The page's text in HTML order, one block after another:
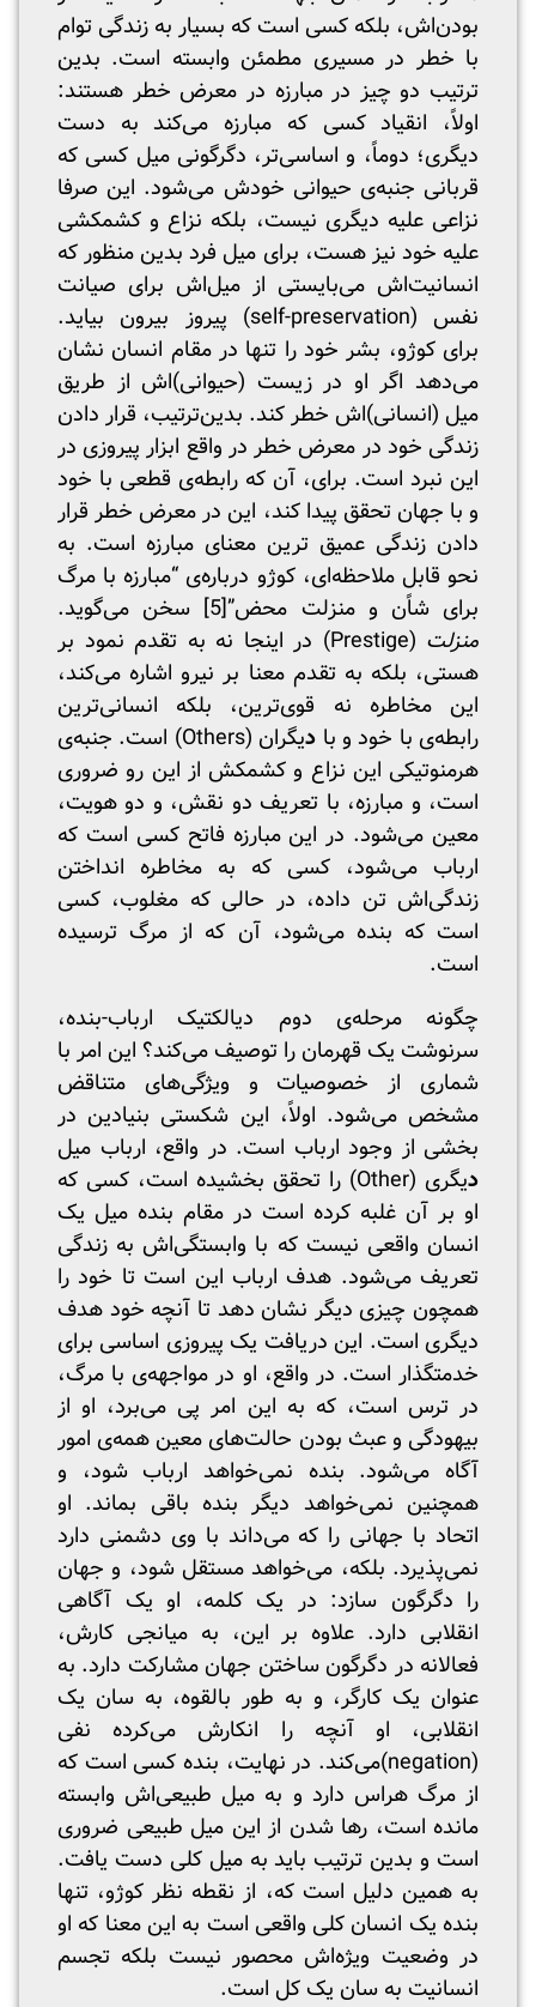
بودن‌اش، بلکه کسی است که بسیار به زندگی توام
با خطر در مسیری مطمئن وابسته است. بدین
ترتیب دو چیز در مبارزه در معرض خطر هستند:
اولاً، انقیاد کسی که مبارزه می‌کند به دست
دیگری؛ دوماً، و اساسی‌تر، دگرگونی میل کسی که
قربانی جنبه‌ی حیوانی خودش می‌شود. این صرفا
نزاعی علیه دیگری نیست، بلکه نزاع و کشمکشی
علیه خود نیز هست، برای میل فرد بدین منظور که
انسانیت‌اش می‌بایستی از میل‌اش برای صیانت
نفس (self-preservation) پیروز بیرون بیاید.
برای کوژو، بشر خود را تنها در مقام انسان نشان
می‌دهد اگر او در زیست (حیوانی)اش از طریق
میل (انسانی)اش خطر کند. بدین‌ترتیب، قرار دادن
زندگی خود در معرض خطر در واقع ابزار پیروزی در
این نبرد است. برای، آن که رابطه‌ی قطعی با خود
و با جهان تحقق پیدا کند، این در معرض خطر قرار
دادن زندگی عمیق ترین معنای مبارزه است. به
نحو قابل ملاحظه‌ای، کوژو درباره‌ی “مبارزه با مرگ
برای شاًن و منزلت محض”[5]
سخن می‌گوید.
منزلت
(Prestige) در اینجا نه به تقدم نمود بر
هستی، بلکه به تقدم معنا بر نیرو اشاره می‌کند،
این مخاطره نه قوی‌ترین، بلکه انسانی‌ترین
رابطه‌ی با خود و با د
یگران (Others) است. جنبه‌ی
هرمنوتیکی این نزاع و کشمکش از این رو ضروری
است، و مبارزه، با تعریف دو نقش، و دو هویت،
معین می‌شود. در این مبارزه فاتح کسی است که
ارباب می‌شود، کسی که به مخاطره انداختن
زندگی‌اش تن داده، در حالی که مغلوب، کسی
است که بنده می‌شود، آن که از مرگ ترسیده
است.
چگونه مرحله‌ی دوم دیالکتیک ارباب-بنده،
سرنوشت یک قهرمان را توصیف می‌کند؟ این امر با
شماری از خصوصیات و ویژگی‌های متناقض
مشخص می‌شود. اولاً، این شکستی بنیادین در
بخشی از وجود ارباب است. در واقع، ارباب میل
د
یگری (Other) را تحقق بخشیده است، کسی که
او بر آن غلبه کرده است در مقام بنده میل یک
انسان واقعی نیست که با وابستگی‌اش به زندگی
تعریف می‌شود. هدف ارباب این است تا خود را
همچون چیزی دیگر نشان دهد تا آنچه خود هدف
دیگری است. این دریافت یک پیروزی اساسی برای
خدمتگذار است. در واقع، او در مواجهه‌ی با مرگ،
در ترس است، که به این امر پی می‌برد، او از
بیهودگی و عبث بودن حالت‌های معین همه‌ی امور
آگاه می‌شود. بنده نمی‌خواهد ارباب شود، و
همچنین نمی‌خواهد دیگر بنده باقی بماند. او
اتحاد با جهانی را که می‌داند با وی دشمنی دارد
نمی‌پذیرد. بلکه، می‌خواهد مستقل شود، و جهان
را دگرگون سازد: در یک کلمه، او یک آگاهی
انقلابی دارد. علاوه بر این، به میانجی کارش،
فعالانه در دگرگون ساختن جهان مشارکت دارد. به
عنوان یک کارگر، و به طور بالقوه، به سان یک
انقلابی، او آنچه را انکارش می‌کرده نفی
(negation)می‌کند. در نهایت، بنده کسی است که
از مرگ هراس دارد و به میل طبیعی‌اش وابسته
مانده است، رها شدن از این میل طبیعی ضروری
است و بدین ترتیب باید به میل کلی دست یافت.
به همین دلیل است که، از نقطه نظر کوژو، تنها
بنده یک انسان کلی واقعی است به این معنا که او
در وضعیت ویژه‌اش محصور نیست بلکه تجسم
انسانیت به سان یک کل است.